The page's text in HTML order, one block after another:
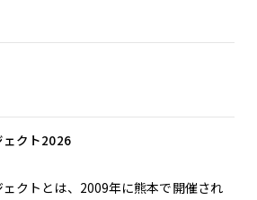
ェクト2026
クトとは、2009年に熊本で開催され